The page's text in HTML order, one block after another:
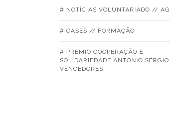
# NOTÍCIAS VOLUNTARIADO //
# CASES // FORMAÇÃO
# PRÉMIO COOPERAÇÃO E
SOLIDARIEDADE ANTÓNIO
VENCEDORES